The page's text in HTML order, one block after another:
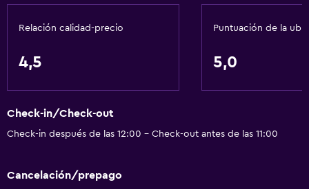
Sistema de entretenimiento
TV por cable o vía satélite
Lavandería
Relación calidad-precio
4,5
Puntuación de la
5,0
Check-in/Check-out
Check-in después de las 12:00 - Check-out antes de las 11:00
Cancelación/prepago